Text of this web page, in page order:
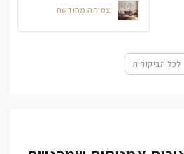
צמיחה מחודשת
לכל הביקורות